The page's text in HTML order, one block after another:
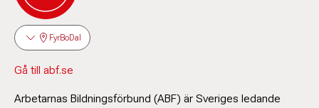
FyrBoDal
Gå till abf.se
Arbetarnas Bildningsförbund (ABF) är Sveriges ledande